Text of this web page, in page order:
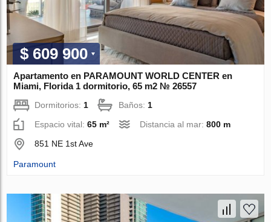
$ 609 900
Apartamento en PARAMOUNT WORLD CENTER en
Miami, Florida 1 dormitorio, 65 m2 № 26557
Dormitorios: 1 Baños: 1
Espacio vital:65 m² Distancia al mar:800 m
851 NE 1st Ave
Paramount